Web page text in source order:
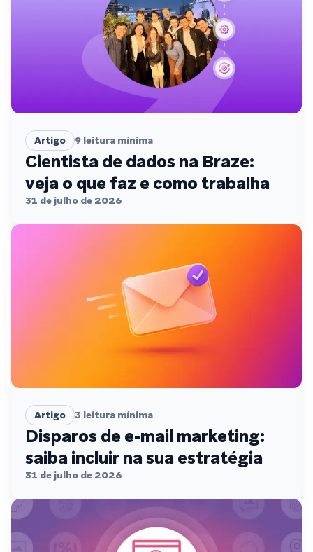
Artigo 9 leitura mínima
Cientista de dados na Braze:
veja o que faz e como trabalha
31 de julho de 2026
Artigo 3 leitura mínima
Disparos de e-mail marketing:
saiba incluir na sua estratégia
31 de julho de 2026